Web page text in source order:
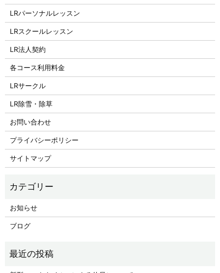
LRパーソナルレッスン
LRスクールレッスン
LR法人契約
各コース利用料金
LRサークル
LR除雪・除草
お問い合わせ
プライバシーポリシー
サイトマップ
お知らせ
ブログ